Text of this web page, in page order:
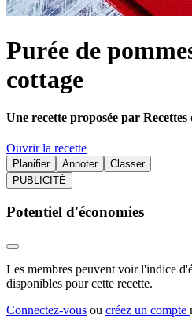
Purée de
cottage
Une recette proposée par Recettes
Ouvrir la recette
Planifier Annoter
Classer
PUBLICITÉ
Potentiel d'économies
Les membres peuvent voir l'indice
disponibles pour cette recette.
Connectez-vous ou créez un compte